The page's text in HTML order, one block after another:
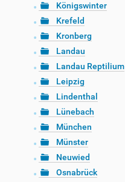
Königswinter
Krefeld
Kronberg
Landau
Landau Reptilium
Leipzig
Lindenthal
Lünebach
München
Münster
Neuwied
Osnabrück